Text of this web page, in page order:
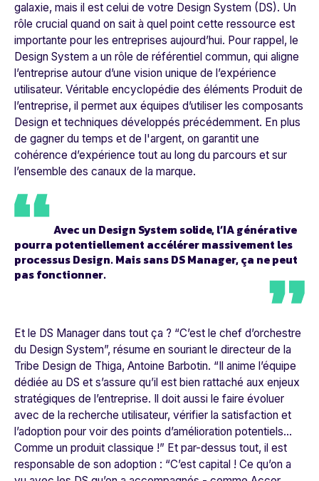
galaxie, mais il est celui de votre Design System (DS). Un
rôle crucial quand on sait à quel point cette ressource est
importante pour les entreprises aujourd’hui. Pour rappel, le
Design System a un rôle de référentiel commun, qui aligne
l’entreprise autour d’une vision unique de l’expérience
utilisateur. Véritable encyclopédie des éléments Produit de
l’entreprise, il permet aux équipes d’utiliser les composants
Design et techniques développés précédemment. En plus
de gagner du temps et de l'argent, on garantit une
cohérence d’expérience tout au long du parcours et sur
l’ensemble des canaux de la marque.
Avec un Design System solide, l’IA générative
pourra potentiellement accélérer massivement les
processus Design. Mais sans DS Manager, ça ne peut
pas fonctionner.
Et le DS Manager dans tout ça ? “C’est le chef d’orchestre
du Design System”, résume en souriant le directeur de la
Tribe Design de Thiga, Antoine Barbotin. “ Il anime l’équipe
dédiée au DS et s’assure qu’il est bien rattaché aux enjeux
stratégiques de l’entreprise. Il doit aussi le faire évoluer
avec de la recherche utilisateur, vérifier la satisfaction et
l’adoption pour voir des points d’amélioration potentiels…
Comme un produit classique !” Et par-dessus tout, il est
responsable de son adoption : “C’est capital ! Ce qu’on a